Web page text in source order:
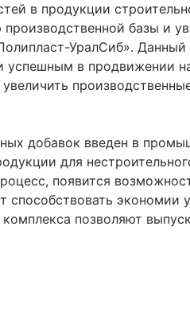
в продукции
базы и
УралСиб». Данный
успешным в продвижении
добавок введен в
для
появится
способствовать экономии
позволяют